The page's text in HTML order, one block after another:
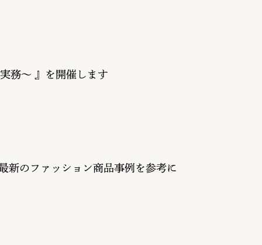
務〜 』を開催します
のファッション商品事例を参考に